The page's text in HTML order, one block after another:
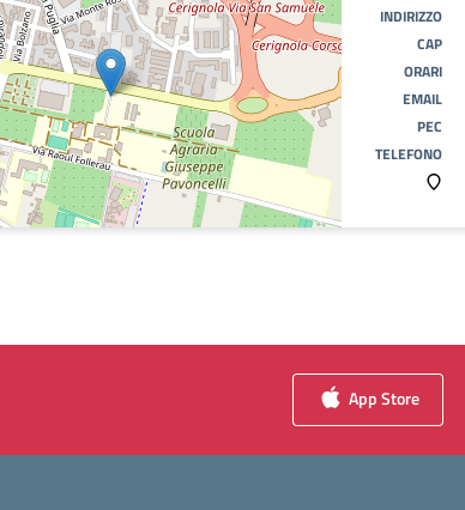
INDIRIZZO
CAP
ORARI
EMAIL
PEC
TELEFONO
App Store